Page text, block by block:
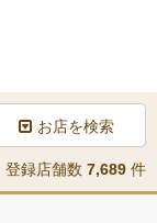
お店を検索
登録店舗数 7,689 件